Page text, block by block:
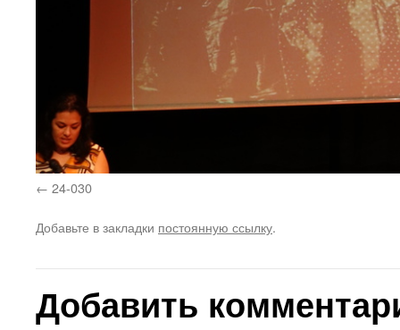
24-030
Добавьте в закладки постоянную ссылку.
Добавить